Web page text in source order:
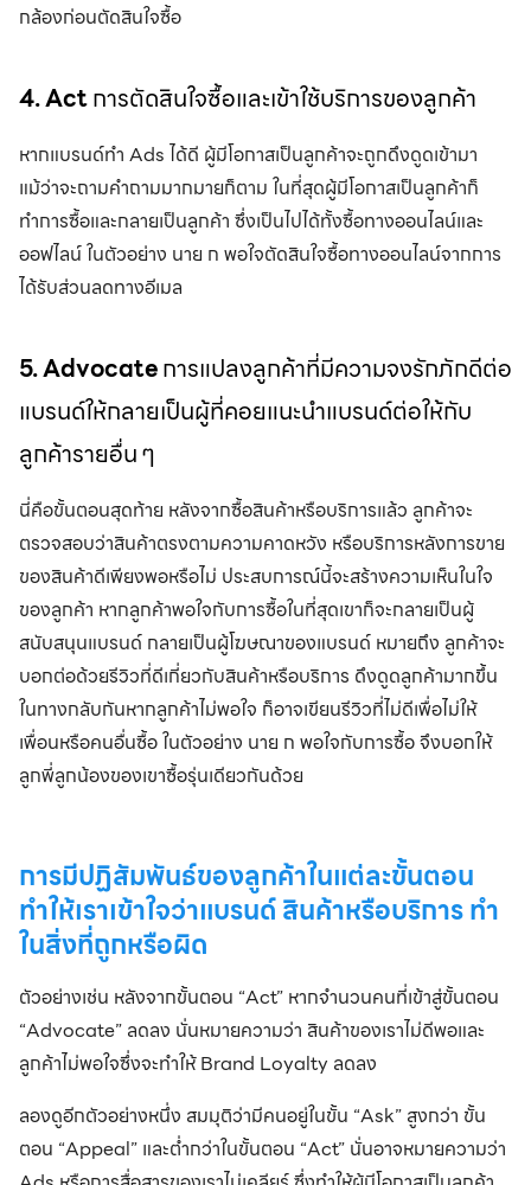
กล้องก่อนตัดสินใจซื้อ
4. Actการตัดสินใจซื้อและเข้าใช้บริการของลูกค้า
หากแบรนด์ทำ Ads ได้ดี ผู้มีโอกาสเป็นลูกค้าจะถูกดึงดูดเข้ามา
แม้ว่าจะถามคำถามมากมายก็ตาม ในที่สุดผู้มีโอกาสเป็นลูกค้าก็
ทำการซื้อและกลายเป็นลูกค้า ซึ่งเป็นไปได้ทั้งซื้อทางออนไลน์และ
ออฟไลน์ ในตัวอย่าง นาย ก พอใจตัดสินใจซื้อทางออนไลน์จากการ
ได้รับส่วนลดทางอีเมล
5. Advocateการแปลงลูกค้าที่มีความจงรักภักดีต่อ
แบรนด์ให้กลายเป็นผู้ที่คอยแนะนำแบรนด์ต่อให้กับ
ลูกค้ารายอื่น ๆ
นี่คือขั้นตอนสุดท้าย หลังจากซื้อสินค้าหรือบริการแล้ว ลูกค้าจะ
ตรวจสอบว่าสินค้าตรงตามความคาดหวัง หรือบริการหลังการขาย
ของสินค้าดีเพียงพอหรือไม่ ประสบการณ์นี้จะสร้างความเห็นในใจ
ของลูกค้า หากลูกค้าพอใจกับการซื้อในที่สุดเขาก็จะกลายเป็นผู้
สนับสนุนแบรนด์ กลายเป็นผู้โฆษณาของแบรนด์ หมายถึง ลูกค้าจะ
บอกต่อด้วยรีวิวที่ดีเกี่ยวกับสินค้าหรือบริการ ดึงดูดลูกค้ามากขึ้น
ในทางกลับกันหากลูกค้าไม่พอใจ ก็อาจเขียนรีวิวที่ไม่ดีเพื่อไม่ให้
เพื่อนหรือคนอื่นซื้อ ในตัวอย่าง นาย ก พอใจกับการซื้อ จึงบอกให้
ลูกพี่ลูกน้องของเขาซื้อรุ่นเดียวกันด้วย
การมีปฏิสัมพันธ์ของลูกค้าในแต่ละขั้นตอน
ทำให้เราเข้าใจว่าแบรนด์ สินค้าหรือบริการ ทำ
ในสิ่งที่ถูกหรือผิด
ตัวอย่างเช่น หลังจากขั้นตอน “Act” หากจำนวนคนที่เข้าสู่ขั้นตอน
“Advocate” ลดลง นั่นหมายความว่า สินค้าของเราไม่ดีพอและ
ลูกค้าไม่พอใจซึ่งจะทำให้ Brand Loyalty ลดลง
ลองดูอีกตัวอย่างหนึ่ง สมมุติว่ามีคนอยู่ในขั้น “Ask” สูงกว่า ขั้น
ตอน “Appeal” และต่ำกว่าในขั้นตอน “Act” นั่นอาจหมายความว่า